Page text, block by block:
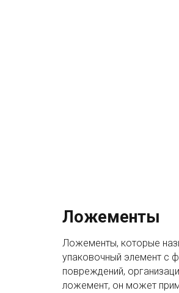
Ложементы
Ложементы, которые
упаковочный элемент с
повреждений,
ложемент, он может